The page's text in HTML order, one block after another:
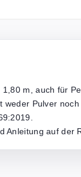
m, auch für
Pulver noch
Anleitung auf der